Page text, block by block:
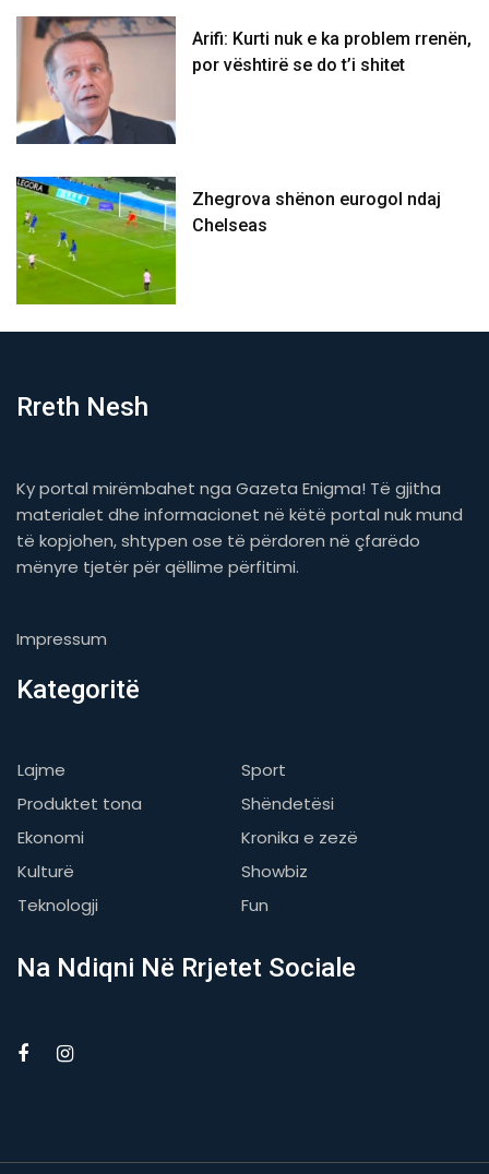
Arifi: Kurti nuk e ka problem rrenën,
por vështirë se do t’i shitet
Zhegrova shënon eurogol ndaj
Chelseas
Rreth Nesh
Ky portal mirëmbahet nga Gazeta Enigma! Të gjitha
materialet dhe informacionet në këtë portal nuk mund
të kopjohen, shtypen ose të përdoren në çfarëdo
mënyre tjetër për qëllime përfitimi.
Impressum
Kategoritë
Lajme
Sport
Produktet tona
Shëndetësi
Ekonomi
Kronika e zezë
Kulturë
Showbiz
Teknologji
Fun
Na Ndiqni Në Rrjetet Sociale